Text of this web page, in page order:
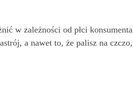
w zależności od płci
a nawet to, że palisz na